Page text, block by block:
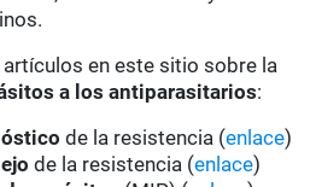
en este sitio sobre la
a los antiparasitarios:
de la resistencia (enlace)
de la resistencia (enlace)